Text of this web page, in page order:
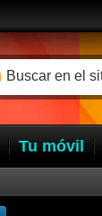
Tu móvil